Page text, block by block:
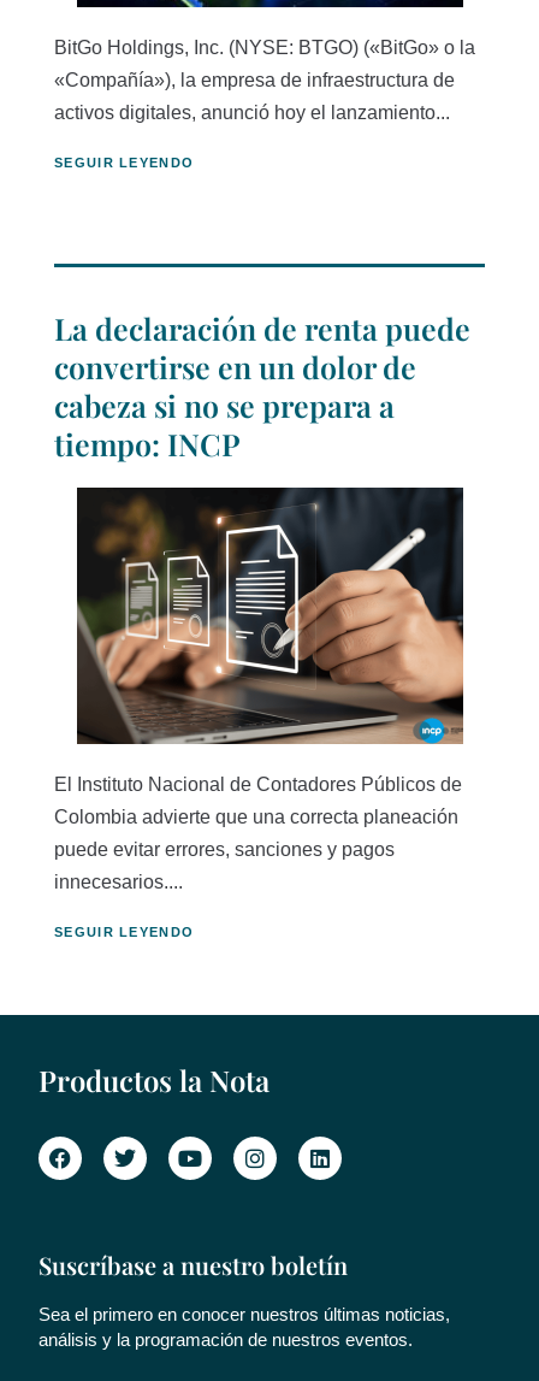
BitGo Holdings, Inc. (NYSE: BTGO) («BitGo» o la
«Compañía»), la empresa de infraestructura de
activos digitales, anunció hoy el lanzamiento...
SEGUIR LEYENDO
La declaración de renta puede
convertirse en un dolor de
cabeza si no se prepara a
tiempo: INCP
El Instituto Nacional de Contadores Públicos de
Colombia advierte que una correcta planeación
puede evitar errores, sanciones y pagos
innecesarios....
SEGUIR LEYENDO
Productos la Nota
Suscríbase a nuestro boletín
Sea el primero en conocer nuestros últimas noticias,
análisis y la programación de nuestros eventos.